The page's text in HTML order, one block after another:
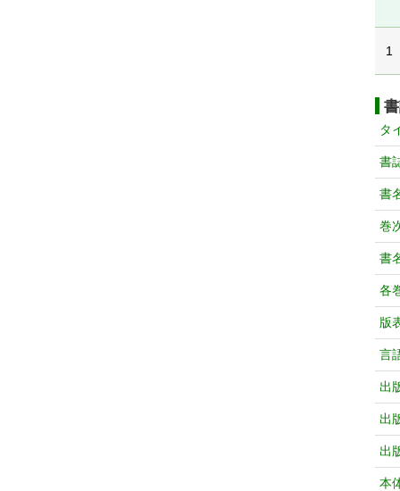
1
タ
書
書
巻
書
各
版
言
出
出
出
本